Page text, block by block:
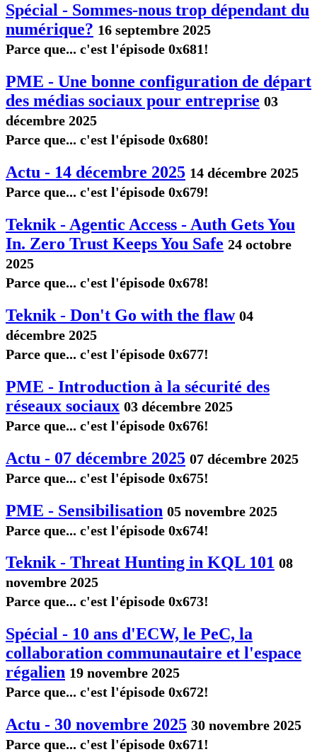
Spécial - Sommes-nous trop dépendant du
numérique? 16 septembre 2025
Parce que... c'est l'épisode 0x681!
PME - Une bonne configuration de départ
des médias sociaux pour entreprise 03
décembre 2025
Parce que... c'est l'épisode 0x680!
Actu - 14 décembre 2025 14 décembre 2025
Parce que... c'est l'épisode 0x679!
Teknik - Agentic Access - Auth Gets You
In. Zero Trust Keeps You Safe 24 octobre
2025
Parce que... c'est l'épisode 0x678!
Teknik - Don't Go with the flaw 04
décembre 2025
Parce que... c'est l'épisode 0x677!
PME - Introduction à la sécurité des
réseaux sociaux 03 décembre 2025
Parce que... c'est l'épisode 0x676!
Actu - 07 décembre 2025 07 décembre 2025
Parce que... c'est l'épisode 0x675!
PME - Sensibilisation 05 novembre 2025
Parce que... c'est l'épisode 0x674!
Teknik - Threat Hunting in KQL 101 08
novembre 2025
Parce que... c'est l'épisode 0x673!
Spécial - 10 ans d'ECW, le PeC, la
collaboration communautaire et l'espace
régalien 19 novembre 2025
Parce que... c'est l'épisode 0x672!
Actu - 30 novembre 2025 30 novembre 2025
Parce que... c'est l'épisode 0x671!